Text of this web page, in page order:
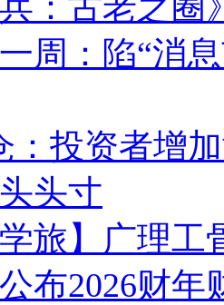
周：陷“消
：投资者增
头寸
学旅】广理
布2026财